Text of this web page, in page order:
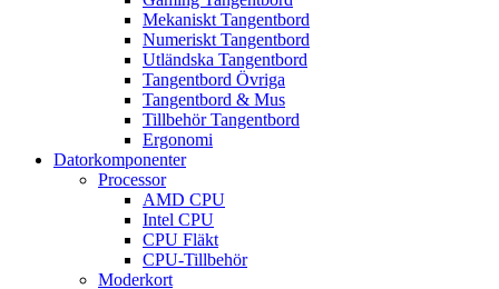
Mekaniskt Tangentbord
Numeriskt Tangentbord
Utländska Tangentbord
Tangentbord Övriga
Tangentbord & Mus
Tillbehör Tangentbord
Ergonomi
Datorkomponenter
Processor
AMD CPU
Intel CPU
CPU Fläkt
CPU-Tillbehör
Moderkort